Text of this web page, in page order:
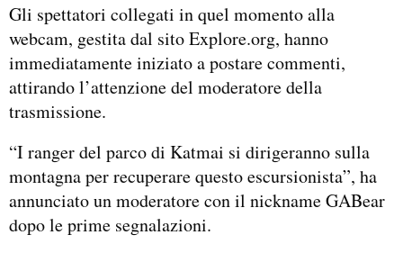
Gli spettatori collegati in quel momento alla
webcam, gestita dal sito Explore.org, hanno
immediatamente iniziato a postare commenti,
attirando l’attenzione del moderatore della
trasmissione.
“I ranger del parco di Katmai si dirigeranno sulla
montagna per recuperare questo escursionista”, ha
annunciato un moderatore con il nickname GABear
dopo le prime segnalazioni.